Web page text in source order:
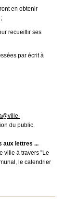
en obtenir
recueillir ses
par écrit à
du public.
aux lettres ...
ville à travers "Le
le calendrier